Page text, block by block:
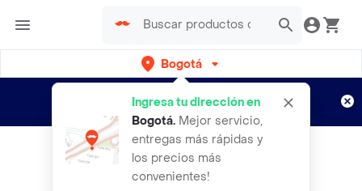
Bogotá
Ingresa tu dirección en
Bogotá. Mejor servicio,
entregas más rápidas y
los precios más
convenientes!
envíos gratis por semanas
Aplican TyC